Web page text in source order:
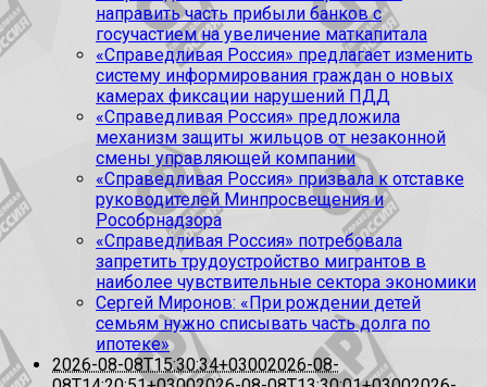
направить часть прибыли банков с
госучастием на увеличение маткапитала
«Справедливая Россия» предлагает изменить
систему информирования граждан о новых
камерах фиксации нарушений ПДД
«Справедливая Россия» предложила
механизм защиты жильцов от незаконной
смены управляющей компании
«Справедливая Россия» призвала к отставке
руководителей Минпросвещения и
Рособрнадзора
«Справедливая Россия» потребовала
запретить трудоустройство мигрантов в
наиболее чувствительные сектора экономики
Сергей Миронов: «При рождении детей
семьям нужно списывать часть долга по
ипотеке»
2026-08-08T15:30:34+03002026-08-